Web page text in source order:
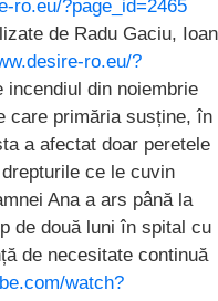
ro.eu/?page_id=2465
de Radu Gaciu, Ioan
ro.eu/?
din noiembrie
care primăria susține, în
a afectat doar peretele
ce le cuvin
Ana a ars până la
de două luni în spital cu
de necesitate continuă
watch?